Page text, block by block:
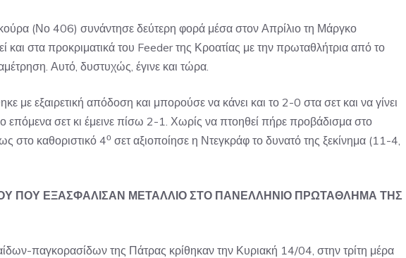
(Νο 406) συνάντησε δεύτερη φορά μέσα στον Απρίλιο τη Μάργκο
και στα προκριματικά του Feeder της Κροατίας με την πρωταθλήτρια από το
Αυτό, δυστυχώς, έγινε και τώρα.
με εξαιρετική απόδοση και μπορούσε να κάνει και το 2-0 στα σετ και να γίνει
επόμενα σετ κι έμεινε πίσω 2-1. Χωρίς να πτοηθεί πήρε προβάδισμα στο
στο καθοριστικό 4ο σετ αξιοποίησε η Ντεγκράφ το δυνατό της ξεκίνημα (11-4,
ΠΟΥ ΕΞΑΣΦΑΛΙΣΑΝ ΜΕΤΑΛΛΙΟ ΣΤΟ ΠΑΝΕΛΛΗΝΙΟ ΠΡΩΤΑΘΛΗΜΑ ΤΗΣ
παγκορασίδων της Πάτρας κρίθηκαν την Κυριακή 14/04, στην τρίτη μέρα